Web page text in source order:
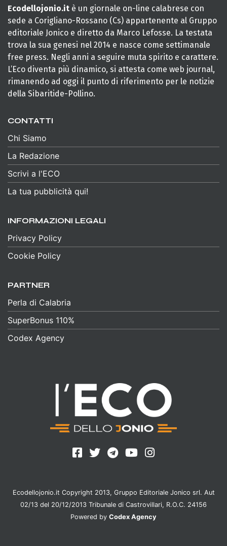
Ecodellojonio.it è un giornale on-line calabrese con
sede a Corigliano-Rossano (Cs) appartenente al Gruppo
editoriale Jonico e diretto da Marco Lefosse. La testata
trova la sua genesi nel 2014 e nasce come settimanale
free press. Negli anni a seguire muta spirito e carattere.
L’Eco diventa più dinamico, si attesta come web journal,
rimanendo ad oggi il punto di riferimento per le notizie
della Sibaritide-Pollino.
CONTATTI
Chi Siamo
La Redazione
Scrivi a l'ECO
La tua pubblicità qui!
INFORMAZIONI LEGALI
Privacy Policy
Cookie Policy
PARTNER
Perla di Calabria
SuperBonus 110%
Codex Agency
Ecodellojonio.it Copyright 2013, Gruppo Editoriale Jonico srl. Aut
02/13 del 20/12/2013 Tribunale di Castrovillari, R.O.C. 24156
Powered by Codex Agency